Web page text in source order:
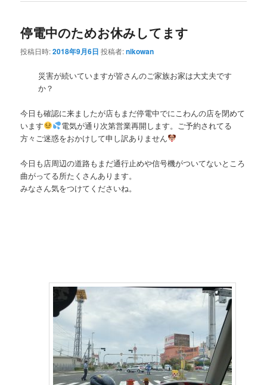
停電中のためお休みしてます
投稿日時:2018年9月6日 投稿者:nikowan
災害が続いていますが皆さんのご家族お家は大丈夫です
か？
今日も確認に来ましたが店もまだ停電中でにこわんの店を閉めて
います
電気が通り次第営業再開します。ご予約されてる
方々ご迷惑をおかけして申し訳ありません
今日も店周辺の道路もまだ通行止めや信号機がついてないところ
曲がってる所たくさんあります。
みなさん気をつけてくださいね。